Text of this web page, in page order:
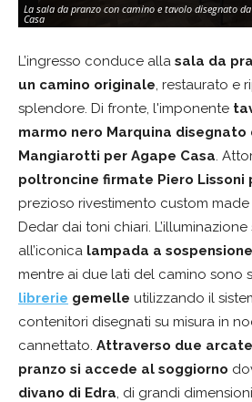
La sala da pranzo con camino e tavolo disegnato
Casa
L’ingresso conduce alla sala da
un camino originale, restaurato e
splendore. Di fronte, l'imponente
marmo nero Marquina disegnato
Mangiarotti per Agape Casa.
poltroncine firmate Piero Lissoni
prezioso rivestimento custom made
Dedar dai toni chiari.
all’iconica lampada a
mentre ai due lati del camino sono
librerie gemelle utilizzando il
contenitori disegnati su misura in
cannettato. Attraverso due
pranzo si accede al soggiorno
divano di Edra, di grandi